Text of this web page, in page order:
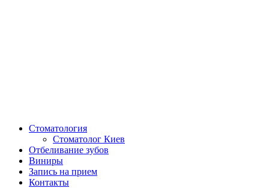
Стоматология
Стоматолог Киев
Отбеливание зубов
Виниры
Запись на прием
Контакты